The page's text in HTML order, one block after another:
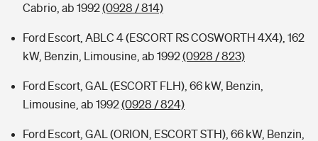
Cabrio, ab 1992(0928 / 814)
Ford Escort, ABLC 4 (ESCORT RS COSWORTH 4X4), 162
kW, Benzin, Limousine, ab 1992(0928 / 823)
Ford Escort, GAL (ESCORT FLH), 66 kW, Benzin,
Limousine, ab 1992(0928 / 824)
Ford Escort, GAL (ORION, ESCORT STH), 66 kW, Benzin,